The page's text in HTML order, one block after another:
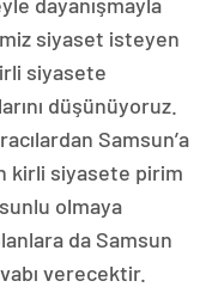
siyaset isteyen
siyasete
düşünüyoruz.
Samsun’a
kirli siyasete pirim
olmaya
da Samsun
verecektir.